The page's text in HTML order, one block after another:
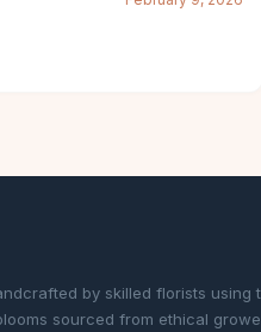
by skilled florists using
sourced from ethical